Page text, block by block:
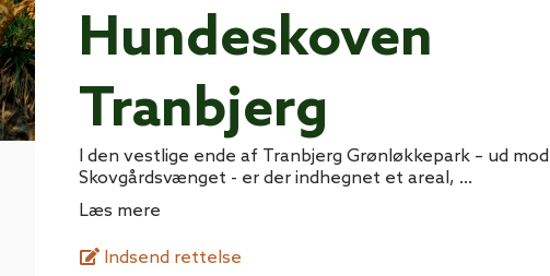
Hundeskoven
Tranbjerg
I den vestlige ende af Tranbjerg Grønløkkepark – ud mod
Skovgårdsvænget - er der indhegnet et areal, ...
Læs mere
Indsend rettelse